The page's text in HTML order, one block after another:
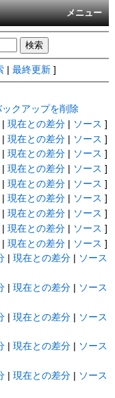
メニュー
最終更新 ]
ックアップを削除
|現在との差分 ソース ]
|現在との差分 ソース ]
|現在との差分 ソース ]
|現在との差分 ソース ]
|現在との差分 ソース ]
|現在との差分 ソース ]
|現在との差分 ソース ]
|現在との差分 ソース ]
|現在との差分 | ソース ]
|現在との差分
ソース
|現在との差分
ソース
|現在との差分 | ソース
|現在との差分
ソース
|現在との差分
ソース